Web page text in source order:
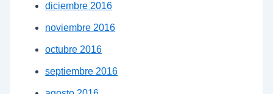
diciembre 2016
noviembre 2016
octubre 2016
septiembre 2016